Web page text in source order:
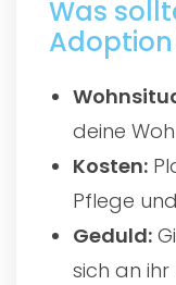
Was
deine
Kosten:
Pflege
Geduld:
sich an ihr